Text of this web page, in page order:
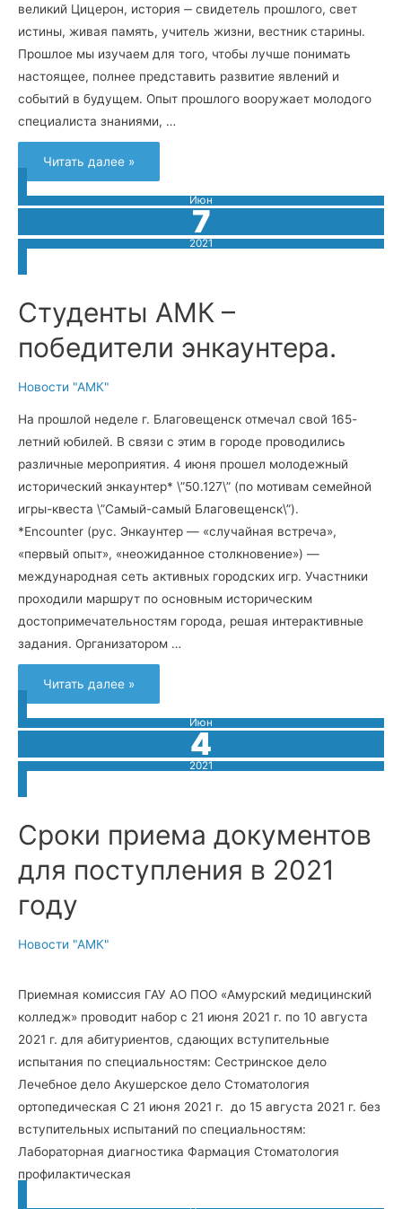
великий Цицерон, история ‒ свидетель прошлого, свет
истины, живая память, учитель жизни, вестник старины.
Прошлое мы изучаем для того, чтобы лучше понимать
настоящее, полнее представить развитие явлений и
событий в будущем. Опыт прошлого вооружает молодого
специалиста знаниями, …
Читать далее »
Июн
7
2021
Студенты АМК –
победители энкаунтера.
Новости "АМК"
На прошлой неделе г. Благовещенск отмечал свой 165-
летний юбилей. В связи с этим в городе проводились
различные мероприятия. 4 июня прошел молодежный
исторический энкаунтер* \”50.127\” (по мотивам семейной
игры-квеста \”Самый-самый Благовещенск\”).
*Encounter (рус. Энкаунтер — «случайная встреча»,
«первый опыт», «неожиданное столкновение») —
международная сеть активных городских игр. Участники
проходили маршрут по основным историческим
достопримечательностям города, решая интерактивные
задания. Организатором …
Читать далее »
Июн
4
2021
Сроки приема документов
для поступления в 2021
году
Новости "АМК"
Приемная комиссия ГАУ АО ПОО «Амурский медицинский
колледж» проводит набор с 21 июня 2021 г. по 10 августа
2021 г. для абитуриентов, сдающих вступительные
испытания по специальностям: Сестринское дело
Лечебное дело Акушерское дело Стоматология
ортопедическая С 21 июня 2021 г. до 15 августа 2021 г. без
вступительных испытаний по специальностям:
Лабораторная диагностика Фармация Стоматология
профилактическая